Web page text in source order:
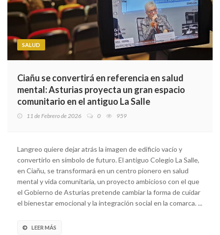
SALUD
Ciañu se convertirá en referencia en salud
mental: Asturias proyecta un gran espacio
comunitario en el antiguo La Salle
11 de Febrero de 2026 0 959
Langreo quiere dejar atrás la imagen de edificio vacío y
convertirlo en símbolo de futuro. El antiguo Colegio La Salle,
en Ciañu, se transformará en un centro pionero en salud
mental y vida comunitaria, un proyecto ambicioso con el que
el Gobierno de Asturias pretende cambiar la forma de cuidar
el bienestar emocional y la integración social en la comarca. ...
LEER MÁS